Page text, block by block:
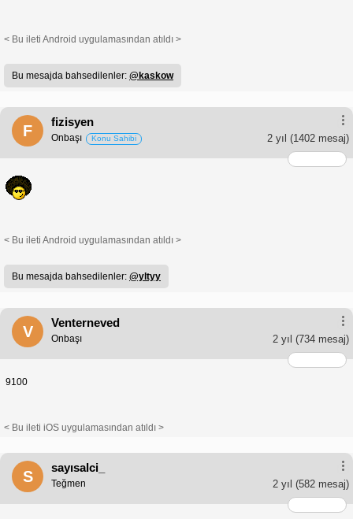
< Bu ileti Android uygulamasından atıldı >
Bu mesajda bahsedilenler: @kaskow
F
fizisyen
2 yıl (1402 mesaj)
Onbaşı Konu Sahibi
< Bu ileti Android uygulamasından atıldı >
Bu mesajda bahsedilenler: @yltyy
V
Venterneved
2 yıl (734 mesaj)
Onbaşı
9100
< Bu ileti iOS uygulamasından atıldı >
S
sayısalci_
2 yıl (582 mesaj)
Teğmen